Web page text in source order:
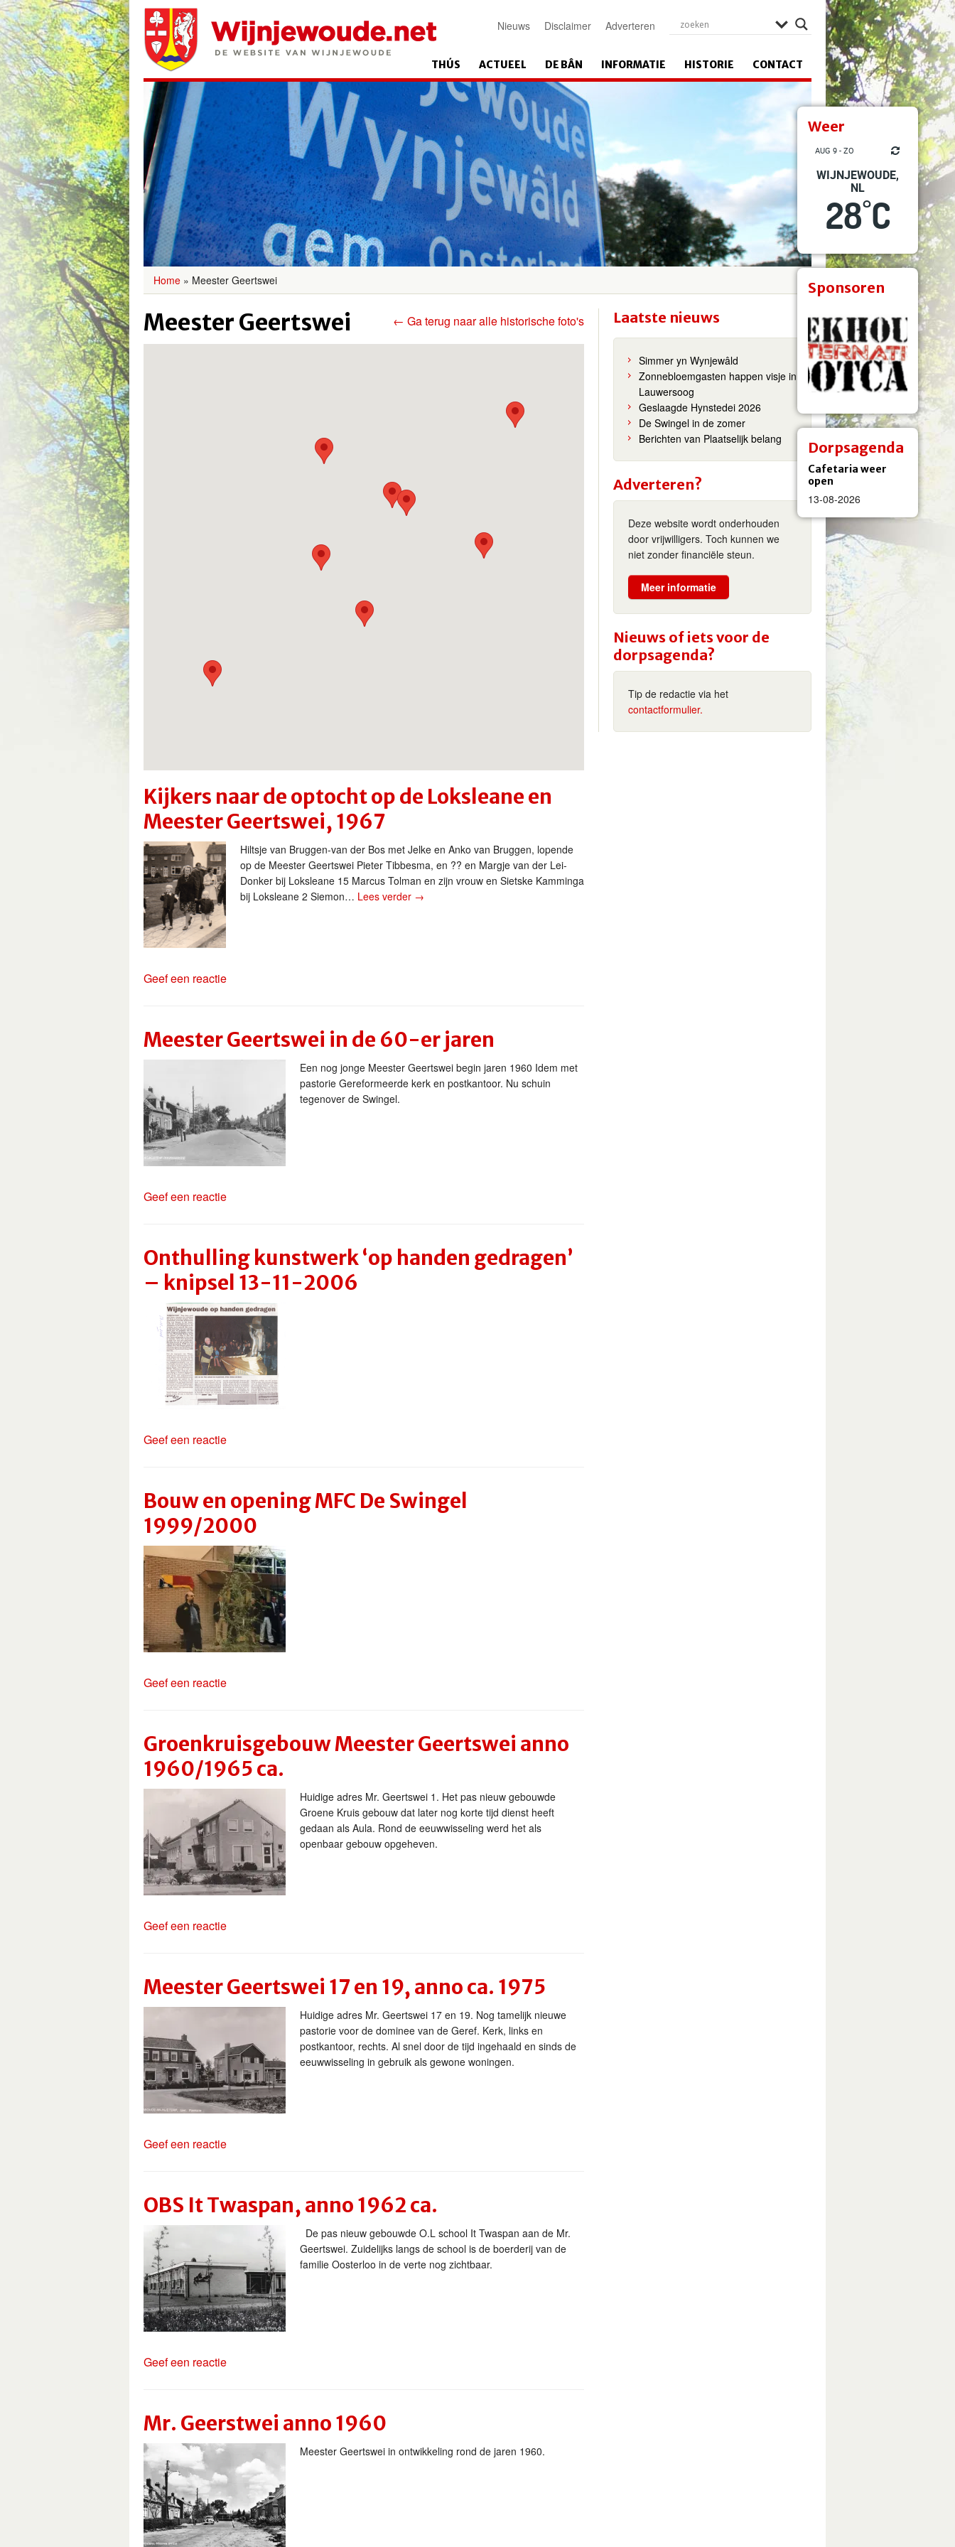
Weer
AUG 9 - ZO
WIJNJEWOUDE,
NL
28°C
Sponsoren
Dorpsagenda
Cafetaria weer
open
13-08-2026
Nieuws Disclaimer Adverteren
THÚS ACTUEEL DE BÂN INFORMATIE HISTORIE CONTACT
Home » Meester Geertswei
Meester Geertswei ← Ga terug naar alle historische foto's
Kijkers naar de optocht op de Loksleane en
Meester Geertswei, 1967
Hiltsje van Bruggen-van der Bos met Jelke en Anko van Bruggen, lopende
op de Meester Geertswei Pieter Tibbesma, en ?? en Margje van der Lei-
Donker bij Loksleane 15 Marcus Tolman en zijn vrouw en Sietske Kamminga
bij Loksleane 2 Siemon… Lees verder →
Geef een reactie
Meester Geertswei in de 60-er jaren
Een nog jonge Meester Geertswei begin jaren 1960 Idem met
pastorie Gereformeerde kerk en postkantoor. Nu schuin
tegenover de Swingel.
Geef een reactie
Onthulling kunstwerk ‘op handen gedragen’
– knipsel 13-11-2006
Geef een reactie
Bouw en opening MFC De Swingel
1999/2000
Geef een reactie
Groenkruisgebouw Meester Geertswei anno
1960/1965 ca.
Huidige adres Mr. Geertswei 1. Het pas nieuw gebouwde
Groene Kruis gebouw dat later nog korte tijd dienst heeft
gedaan als Aula. Rond de eeuwwisseling werd het als
openbaar gebouw opgeheven.
Geef een reactie
Meester Geertswei 17 en 19, anno ca. 1975
Huidige adres Mr. Geertswei 17 en 19. Nog tamelijk nieuwe
pastorie voor de dominee van de Geref. Kerk, links en
postkantoor, rechts. Al snel door de tijd ingehaald en sinds de
eeuwwisseling in gebruik als gewone woningen.
Geef een reactie
OBS It Twaspan, anno 1962 ca.
De pas nieuw gebouwde O.L school It Twaspan aan de Mr.
Geertswei. Zuidelijks langs de school is de boerderij van de
familie Oosterloo in de verte nog zichtbaar.
Geef een reactie
Mr. Geerstwei anno 1960
Meester Geertswei in ontwikkeling rond de jaren 1960.
Laatste nieuws
Simmer yn Wynjewâld
Zonnebloemgasten happen visje in
Lauwersoog
Geslaagde Hynstedei 2026
De Swingel in de zomer
Berichten van Plaatselijk belang
Adverteren?
Deze website wordt onderhouden
door vrijwilligers. Toch kunnen we
niet zonder financiële steun.
Meer informatie
Nieuws of iets voor de
dorpsagenda?
Tip de redactie via het
contactformulier.